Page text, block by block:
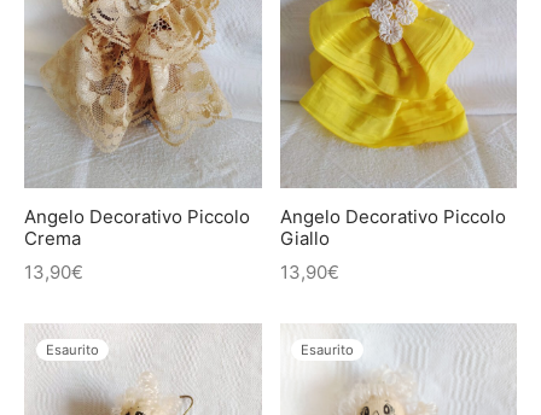
Angelo Decorativo Piccolo
Crema
13,90€
Angelo Decorativo Piccolo
Giallo
13,90€
Esaurito Esaurito